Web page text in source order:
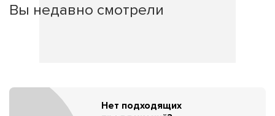
Вы недавно смотрели
Нет подходящих